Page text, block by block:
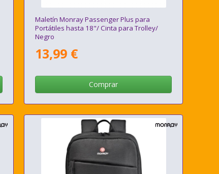
Maletín Monray Passenger Plus para
Portátiles hasta 18"/ Cinta para Trolley/
Negro
13,99 €
Comprar